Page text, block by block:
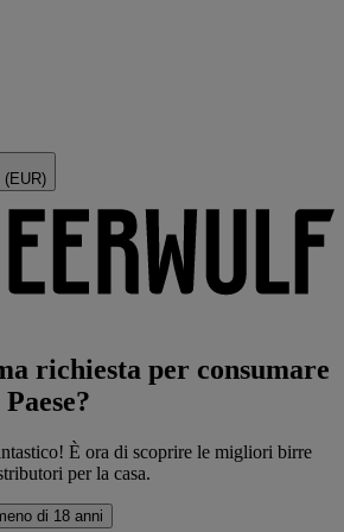
(EUR)
richiesta per consumare
È ora di scoprire le migliori birre
per la casa.
di 18 anni